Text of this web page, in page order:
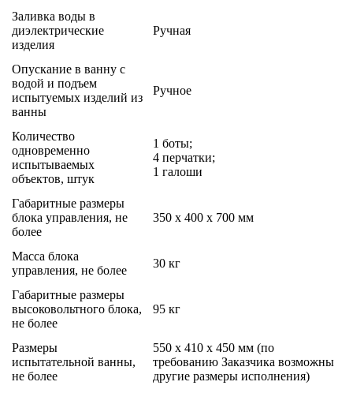
Заливка воды в
диэлектрические
изделия
Ручная
Опускание в ванну с
водой и подъем
испытуемых изделий из
ванны
Ручное
Количество
одновременно
испытываемых
объектов, штук
1 боты;
4 перчатки;
1 галоши
Габаритные размеры
блока управления, не
более
350 х 400 х 700 мм
Масса блока
управления, не более
30 кг
Габаритные размеры
высоковольтного блока,
не более
95 кг
Размеры
испытательной ванны,
не более
550 х 410 х 450 мм (по
требованию Заказчика возможны
другие размеры исполнения)